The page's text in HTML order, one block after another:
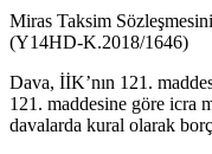
Miras Taksim
(Y14HD-K.2018/1646)
Dava, İİK’nın 121.
121. maddesine göre icra
davalarda kural olarak